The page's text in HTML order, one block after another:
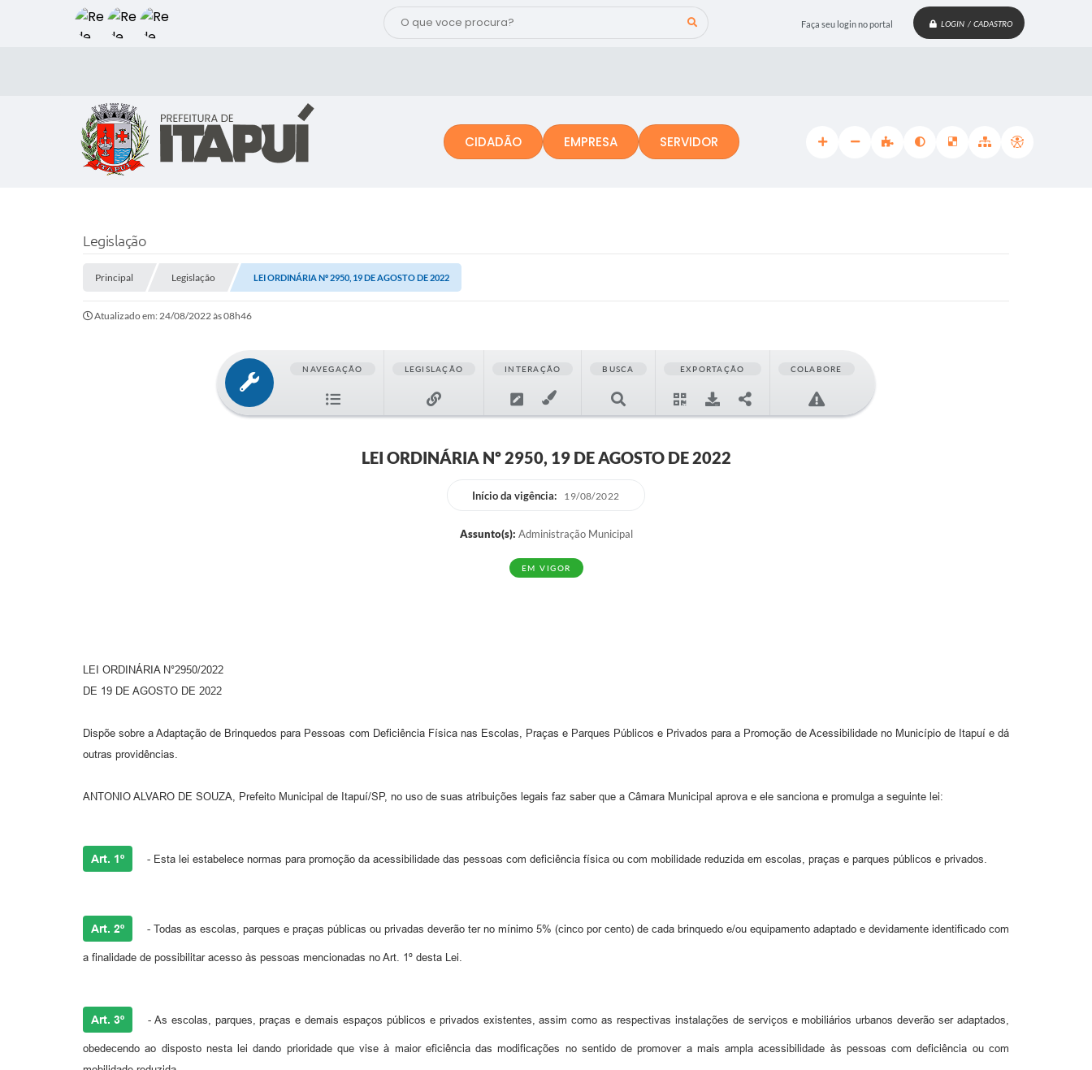
Faça seu login no portal LOGIN / CADASTRO
CIDADÃO EMPRESA SERVIDOR
Legislação
Principal Legislação LEI ORDINÁRIA Nº 2950, 19 DE AGOSTO DE 2022
Atualizado em: 24/08/2022 às 08h46
NAVEGAÇÃO LEGISLAÇÃO INTERAÇÃO BUSCA EXPORTAÇÃO COLABORE
LEI ORDINÁRIA Nº 2950, 19 DE AGOSTO DE 2022
Início da vigência: 19/08/2022
Assunto(s): Administração Municipal
EM VIGOR
LEI ORDINÁRIA N°2950/2022
DE 19 DE AGOSTO DE 2022
Dispõe sobre a Adaptação de Brinquedos para Pessoas com Deficiência Física nas Escolas, Praças e Parques Públicos e Privados para a Promoção de Acessibilidade no Município de Itapuí e dá
outras providências.
ANTONIO ALVARO DE SOUZA, Prefeito Municipal de Itapuí/SP, no uso de suas atribuições legais faz saber que a Câmara Municipal aprova e ele sanciona e promulga a seguinte lei:
Art. 1º - Esta lei estabelece normas para promoção da acessibilidade das pessoas com deficiência física ou com mobilidade reduzida em escolas, praças e parques públicos e privados.
Art. 2º - Todas as escolas, parques e praças públicas ou privadas deverão ter no mínimo 5% (cinco por cento) de cada brinquedo e/ou equipamento adaptado e devidamente identificado com
a finalidade de possibilitar acesso às pessoas mencionadas no Art. 1º desta Lei.
Art. 3º - As escolas, parques, praças e demais espaços públicos e privados existentes, assim como as respectivas instalações de serviços e mobiliários urbanos deverão ser adaptados,
obedecendo ao disposto nesta lei dando prioridade que vise à maior eficiência das modificações no sentido de promover a mais ampla acessibilidade às pessoas com deficiência ou com